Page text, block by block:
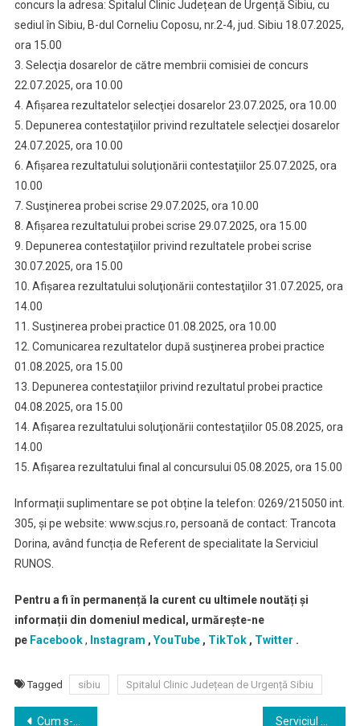
concurs la adresa: Spitalul Clinic Județean de Urgență Sibiu, cu
sediul în Sibiu, B-dul Corneliu Coposu, nr.2-4, jud. Sibiu 18.07.2025,
ora 15.00
3. Selecţia dosarelor de către membrii comisiei de concurs
22.07.2025, ora 10.00
4. Afişarea rezultatelor selecţiei dosarelor 23.07.2025, ora 10.00
5. Depunerea contestaţiilor privind rezultatele selecţiei dosarelor
24.07.2025, ora 10.00
6. Afişarea rezultatului soluţionării contestaţiilor 25.07.2025, ora
10.00
7. Susţinerea probei scrise 29.07.2025, ora 10.00
8. Afişarea rezultatului probei scrise 29.07.2025, ora 15.00
9. Depunerea contestaţiilor privind rezultatele probei scrise
30.07.2025, ora 15.00
10. Afişarea rezultatului soluţionării contestaţiilor 31.07.2025, ora
14.00
11. Susţinerea probei practice 01.08.2025, ora 10.00
12. Comunicarea rezultatelor după susţinerea probei practice
01.08.2025, ora 15.00
13. Depunerea contestaţiilor privind rezultatul probei practice
04.08.2025, ora 15.00
14. Afişarea rezultatului soluţionării contestaţiilor 05.08.2025, ora
14.00
15. Afişarea rezultatului final al concursului 05.08.2025, ora 15.00
Informații suplimentare se pot obține la telefon: 0269/215050 int.
305, și pe website: www.scjus.ro, persoană de contact: Trancota
Dorina, având funcția de Referent de specialitate la Serviciul
RUNOS.
Pentru a fi în permanență la curent cu ultimele noutăți și
informații din domeniul medical, urmărește-ne
pe Facebook, Instagram , YouTube, TikTok, Twitter .
Tagged sibiu Spitalul Clinic Județean de Urgență Sibiu
Cum s-a schimbat uniforma medicală de-a lungul timpului